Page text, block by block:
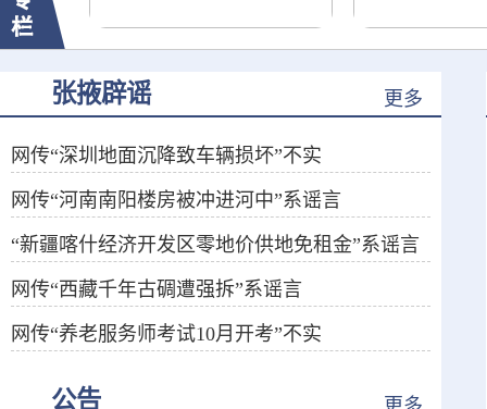
张掖辟谣 更多
网传“深圳地面沉降致车辆损坏”不实
（2026·08·06）
网传“河南南阳楼房被冲进河中”系谣言
（2026·07·30）
“新疆喀什经济开发区零地价供地免租金”系谣言
（2026·07·29）
网传“西藏千年古碉遭强拆”系谣言
（2026·07·27）
网传“养老服务师考试10月开考”不实
（2026·07·21）
公告